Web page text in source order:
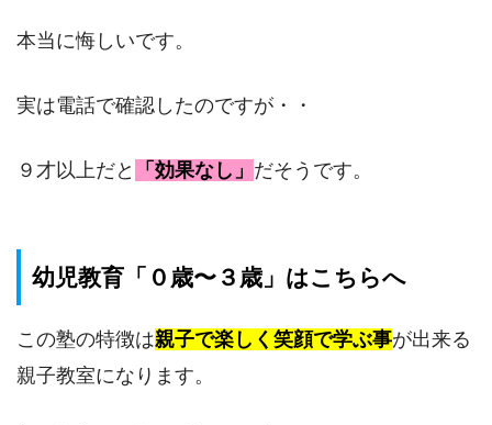
本当に悔しいです。
実は電話で確認したのですが・・
９才以上だと 「効果なし」 だそうです。
幼児教育「０歳〜３歳」はこちらへ
この塾の特徴は親子で楽しく笑顔で学ぶ事が出来る
親子教室になります。